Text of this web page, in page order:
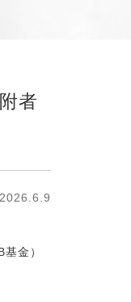
者
2026.6.9
金）